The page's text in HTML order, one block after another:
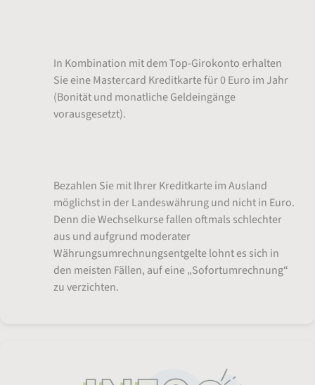
In Kombination mit dem Top-Girokonto erhalten
Sie eine Mastercard Kreditkarte für 0 Euro im Jahr
(Bonität und monatliche Geldeingänge
vorausgesetzt).
Bezahlen Sie mit Ihrer Kreditkarte im Ausland
möglichst in der Landeswährung und nicht in Euro.
Denn die Wechselkurse fallen oftmals schlechter
aus und aufgrund moderater
Währungsumrechnungsentgelte lohnt es sich in
den meisten Fällen, auf eine „Sofortumrechnung“
zu verzichten.